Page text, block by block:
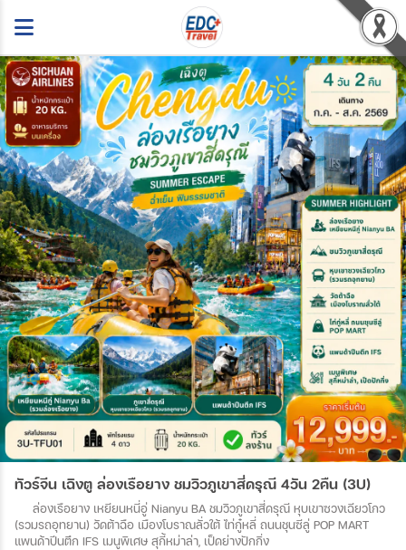
ทัวร์จีน เฉิงตู ล่องเรือยาง ชมวิวภูเขาสี่ดรุณี 4วัน 2คืน (3U)
ล่องเรือยาง เหยียนหนี่อู่ Nianyu BA ชมวิวภูเขาสี่ดรุณี หุบเขาซวงเฉียวโกว
(รวมรถอุทยาน) วัดต้าฉือ เมืองโบราณลั่วใต้ ไท่กู๋หลี่ ถนนชุนซีลู่ POP MART
แพนด้าปีนตึก IFS เมนูพิเศษ สุกี้หม่าล่า, เป็ดย่างปักกิ่ง